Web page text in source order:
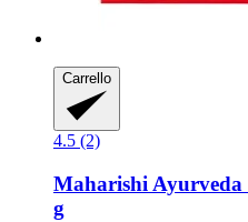
Carrello
4.5 (2)
Maharishi Ayurveda
g